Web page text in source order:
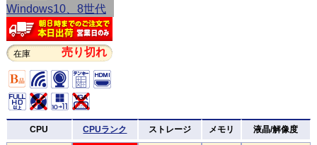
在庫 売り切れ
CPU CPUランク ストレージ メモリ 液晶/解像度